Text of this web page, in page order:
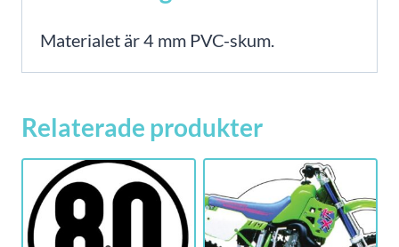
Materialet är 4 mm PVC-skum.
Relaterade produkter